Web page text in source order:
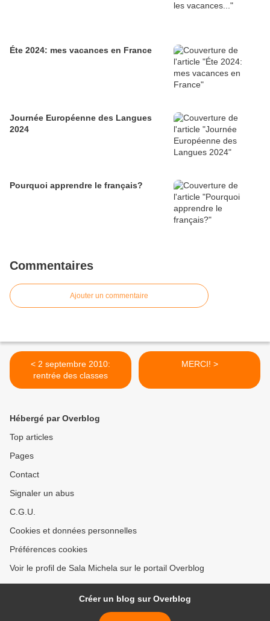
Éte 2024: mes vacances en France
Journée Européenne des Langues
2024
Pourquoi apprendre le français?
Commentaires
Ajouter un commentaire
< 2 septembre 2010:
rentrée des classes
MERCI! >
Hébergé par Overblog
Top articles
Pages
Contact
Signaler un abus
C.G.U.
Cookies et données personnelles
Préférences cookies
Voir le profil de Sala Michela sur le portail Overblog
Créer un blog sur Overblog